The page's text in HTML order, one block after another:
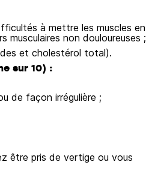
à mettre les muscles en
musculaires non douloureuses ;
et cholestérol total).
sur 10) :
de façon irrégulière ;
être pris de vertige ou vous